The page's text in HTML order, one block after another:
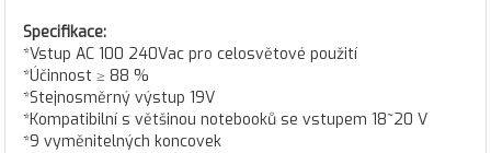
Specifikace:
*Vstup AC 100 240Vac pro celosvětové použití
*Účinnost ≥ 88 %
*Stejnosměrný výstup 19V
*Kompatibilní s většinou notebooků se vstupem 18~20 V
*9 vyměnitelných koncovek